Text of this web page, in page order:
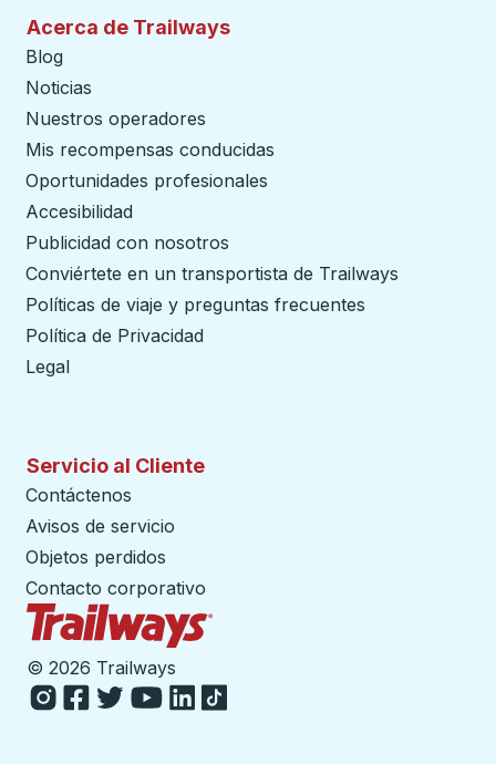
Acerca de Trailways
Blog
Noticias
Nuestros operadores
Mis recompensas conducidas
Oportunidades profesionales
Accesibilidad
Publicidad con nosotros
Conviértete en un transportista de Trailways
Políticas de viaje y preguntas frecuentes
Política de Privacidad
Legal
Servicio al Cliente
Contáctenos
Avisos de servicio
Objetos perdidos
Contacto corporativo
© 2026 Trailways